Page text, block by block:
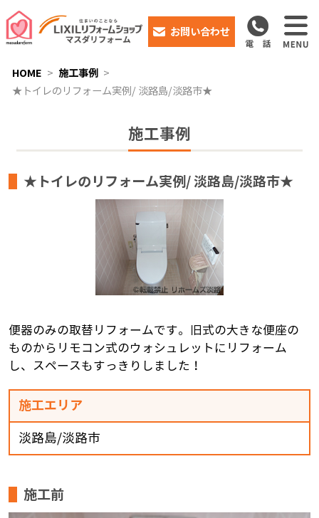
お問い合わせ
HOME
施工事例
★トイレのリフォーム実例/ 淡路島/淡路市★
施工事例
★トイレのリフォーム実例/ 淡路島/淡路市★
便器のみの取替リフォームです。旧式の大きな便座の
ものからリモコン式のウォシュレットにリフォーム
し、スペースもすっきりしました！
施工エリア
淡路島/淡路市
施工前